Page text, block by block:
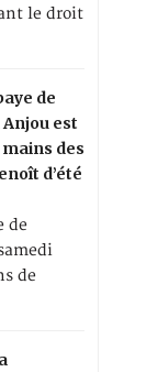
le droit
de
est
des
d’été
de
de